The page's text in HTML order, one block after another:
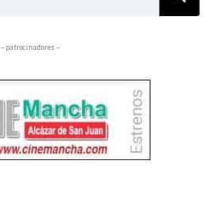
– patrocinadores –